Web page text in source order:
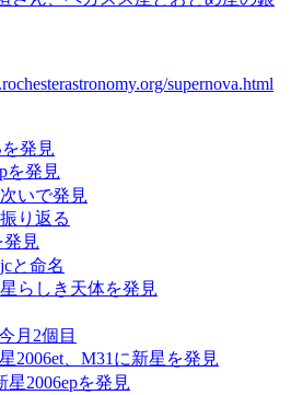
supernova.html
発見
を発見
いで発見
り返る
発見
と命名
らしき天体を発見
月2個目
2006et、M31に新星を発見
2006epを発見